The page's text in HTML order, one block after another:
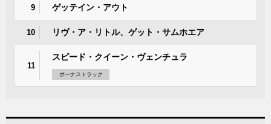
9 ゲッテイン・アウト
10 リヴ・ア・リトル、ゲット・サムホエア
11
スピード・クイーン・ヴェンチュラ
ボーナストラック